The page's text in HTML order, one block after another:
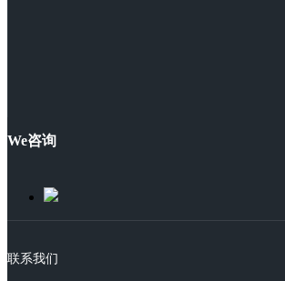
We咨询
联系我们